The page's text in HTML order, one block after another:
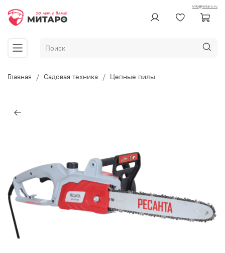
info@mitaro.ru
Главная Садовая техника Цепные пилы